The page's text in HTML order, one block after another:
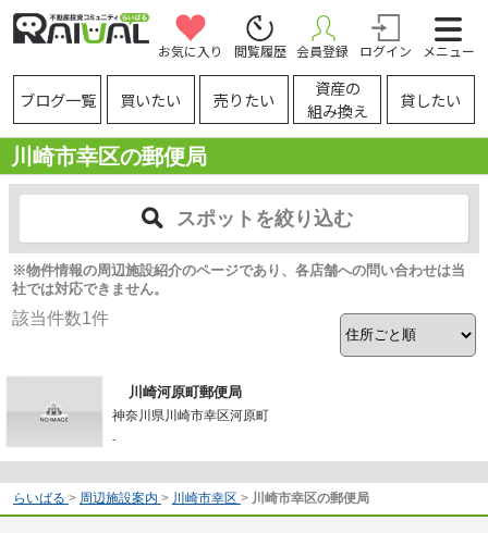
お気に入り 閲覧履歴 会員登録 ログイン メニュー
ブログ一覧 買いたい 売りたい
資産の
組み換え
貸したい
川崎市幸区の郵便局
スポットを絞り込む
※物件情報の周辺施設紹介のページであり、各店舗への問い合わせは当
社では対応できません。
該当件数1件
川崎河原町郵便局
神奈川県川崎市幸区河原町
-
らいばる > 周辺施設案内 > 川崎市幸区 > 川崎市幸区の郵便局